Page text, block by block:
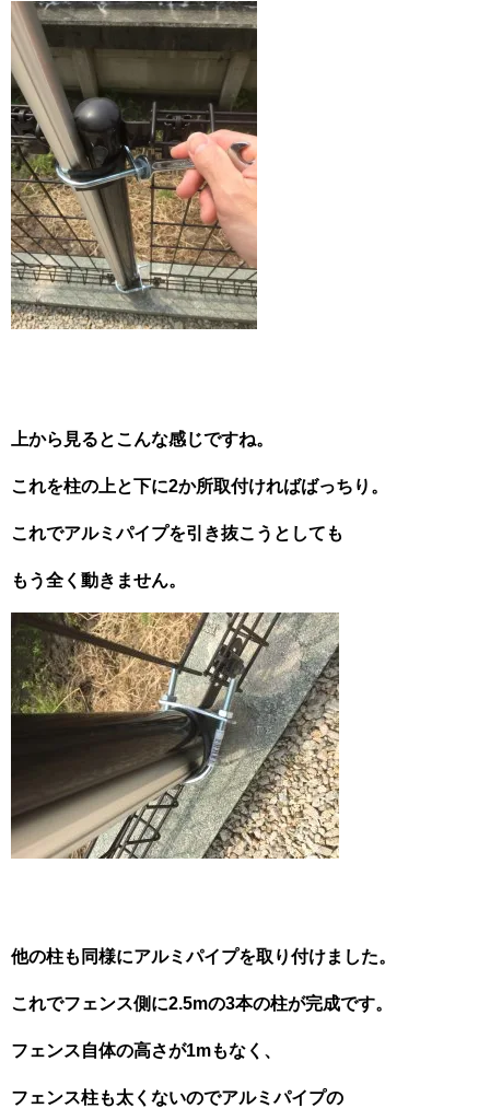
上から見るとこんな感じですね。
これを柱の上と下に2か所取付ければばっちり。
これでアルミパイプを引き抜こうとしても
もう全く動きません。
他の柱も同様にアルミパイプを取り付けました。
これでフェンス側に2.5mの3本の柱が完成です。
フェンス自体の高さが1mもなく、
フェンス柱も太くないのでアルミパイプの